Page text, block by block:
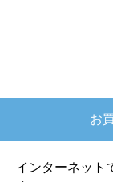
お
インターネット